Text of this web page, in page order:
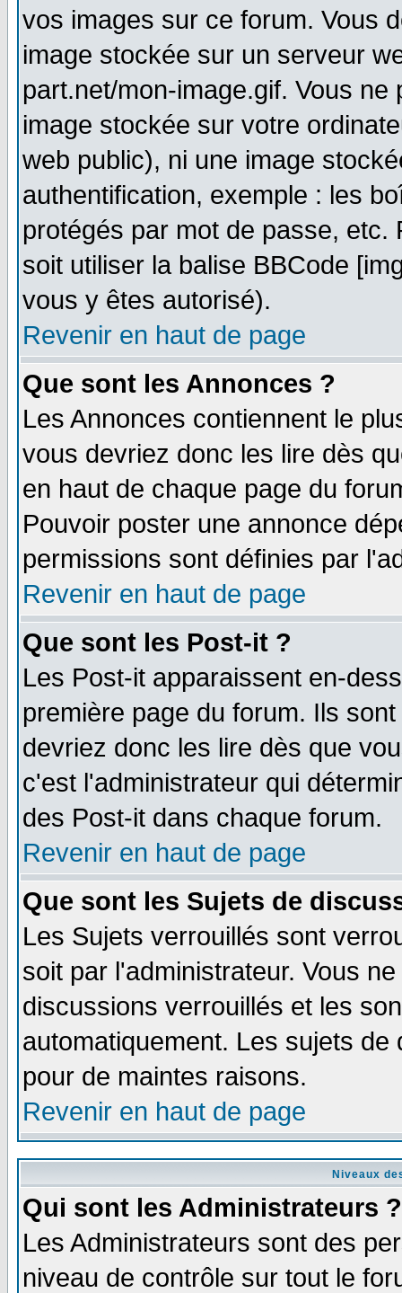
vos images sur ce forum. Vous
image stockée sur un serveur
part.net/mon-image.gif. Vous
image stockée sur votre
web public), ni une image
authentification, exemple : les
protégés par mot de passe,
soit utiliser la balise BBCode
vous y êtes autorisé).
Revenir en haut de page
Que sont les Annonces ?
Les Annonces contiennent le
vous devriez donc les lire dès
en haut de chaque page du
Pouvoir poster une annonce
permissions sont définies par
Revenir en haut de page
Que sont les Post-it ?
Les Post-it apparaissent en-
première page du forum. Ils
devriez donc les lire dès que
c'est l'administrateur qui
des Post-it dans chaque forum.
Revenir en haut de page
Que sont les Sujets de
Les Sujets verrouillés sont
soit par l'administrateur. Vous
discussions verrouillés et les
automatiquement. Les sujets
pour de maintes raisons.
Revenir en haut de page
Niveaux
Qui sont les Administrateurs ?
Les Administrateurs sont des
niveau de contrôle sur tout le